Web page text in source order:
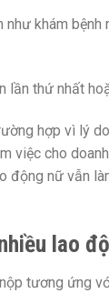
khám bệnh
lần thứ nhất
hợp vì lý
việc cho
nữ vẫn
lao
tương ứng